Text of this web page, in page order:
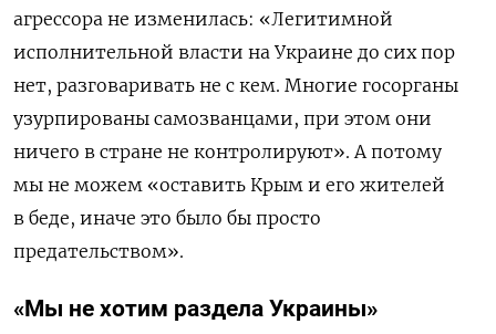
агрессора не изменилась: «Легитимной
исполнительной власти на Украине до сих пор
нет, разговаривать не с кем. Многие госорганы
узурпированы самозванцами, при этом они
ничего в стране не контролируют». А потому
мы не можем «оставить Крым и его жителей
в беде, иначе это было бы просто
предательством».
«Мы не хотим раздела Украины»